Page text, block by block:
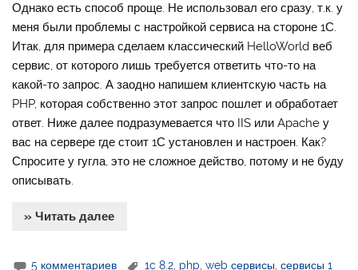
Однако есть способ проще. Не использовал его сразу, т.к. у
меня были проблемы с настройкой сервиса на стороне 1С.
Итак, для примера сделаем классический HelloWorld веб
сервис, от которого лишь требуется ответить что-то на
какой-то запрос. А заодно напишем клиентскую часть на
PHP, которая собственно этот запрос пошлет и обработает
ответ. Ниже далее подразумевается что IIS или Apache у
вас на сервере где стоит 1С установлен и настроен. Как?
Спросите у гугла, это не сложное действо, потому и не буду
описывать.
» Читать далее
5 комментариев 1c 8.2 php ,web сервисы ,сервисы 1